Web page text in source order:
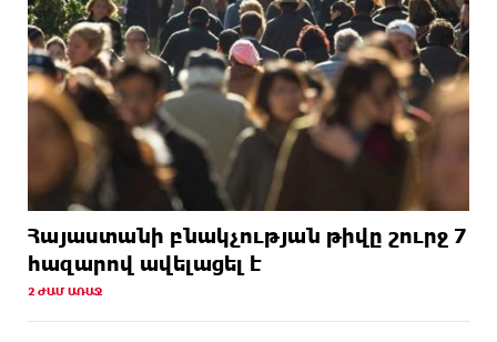
Հայաստանի բնակչության թիվը շուրջ 7
հազարով ավելացել է
2 ԺԱՄ ԱՌԱՋ